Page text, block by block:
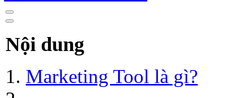
Nội dung
Marketing Tool là gì?